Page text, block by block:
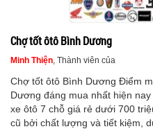
Chợ tốt ôtô Bình Dương
Minh Thiện , Thành viên của
Chợ tốt ôtô Bình Dương Điểm
Dương đáng mua nhất hiện
xe ôtô 7 chỗ giá rẻ dưới 700
cũ bởi chất lượng và tiết kiệm,